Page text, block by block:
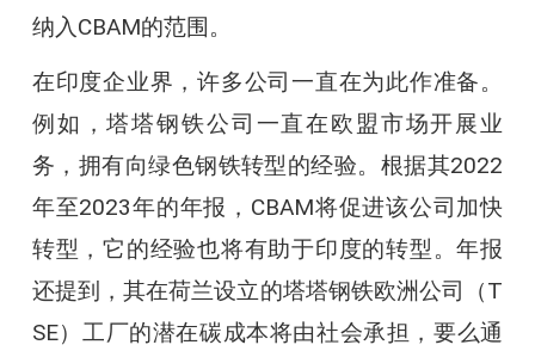
纳入CBAM的范围。
在印度企业界，许多公司一直在为此作准备。
例如，塔塔钢铁公司一直在欧盟市场开展业
务，拥有向绿色钢铁转型的经验。根据其2022
年至2023年的年报，CBAM将促进该公司加快
转型，它的经验也将有助于印度的转型。年报
还提到，其在荷兰设立的塔塔钢铁欧洲公司（T
SE）工厂的潜在碳成本将由社会承担，要么通